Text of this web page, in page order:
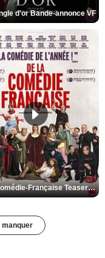
d'or Bande-annonce VF
De la Comédie-Française Teaser VF
manquer